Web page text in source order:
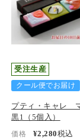
受注生産
クール便でお届け
プティ・キャレ
黒1（5個入）
価格 ¥2,280税込